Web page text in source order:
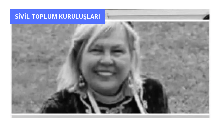
SIVIL TOPLUM KURULUŞLARI